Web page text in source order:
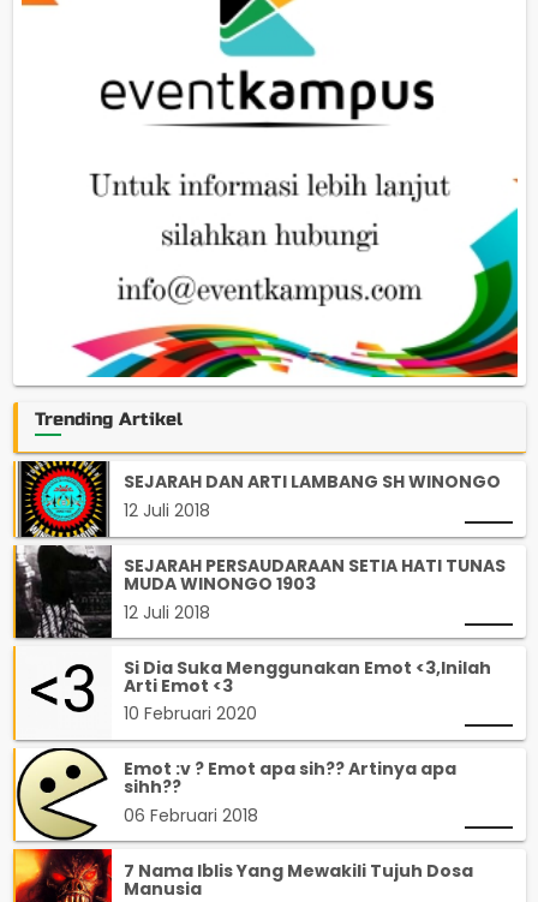
Trending Artikel
SEJARAH DAN ARTI LAMBANG SH WINONGO
12 Juli 2018
SEJARAH PERSAUDARAAN SETIA HATI TUNAS
MUDA WINONGO 1903
12 Juli 2018
Si Dia Suka Menggunakan Emot <3,Inilah
Arti Emot <3
10 Februari 2020
Emot :v ? Emot apa sih?? Artinya apa
sihh??
06 Februari 2018
7 Nama Iblis Yang Mewakili Tujuh Dosa
Manusia